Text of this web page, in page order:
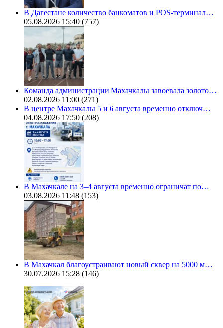
В Дагестане количество банкоматов и POS-терминал…
05.08.2026 15:40 (757)
Команда администрации Махачкалы завоевала золото…
02.08.2026 11:00 (271)
В центре Махачкалы 5 и 6 августа временно отключ…
04.08.2026 17:50 (208)
В Махачкале на 3–4 августа временно ограничат по…
03.08.2026 11:48 (153)
В Махачкал благоустраивают новый сквер на 5000 м…
30.07.2026 15:28 (146)